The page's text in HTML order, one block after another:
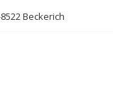
Beckerich